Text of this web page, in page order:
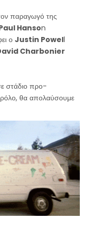
παραγωγό της
Hanson
ο Justin Powell
Charbonier
στάδιο προ-
θα απολαύσουμε